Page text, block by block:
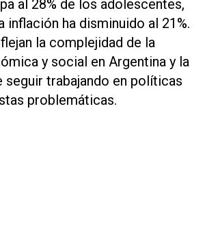
al 28% de los adolescentes,
inflación ha disminuido al 21%.
la complejidad de la
y social en Argentina y la
seguir trabajando en políticas
problemáticas.